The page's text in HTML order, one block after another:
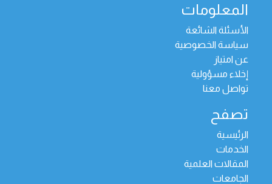
المعلومات
الأسئلة الشائعة
سياسة الخصوصية
عن امتياز
إخلاء مسؤولية
تواصل معنا
تصفح
الرئيسية
الخدمات
المقالات العلمية
الجامعات